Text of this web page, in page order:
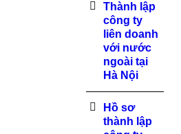
Thành lập
công ty
liên doanh
với nước
ngoài tại
Hà Nội
Hồ sơ
thành lập